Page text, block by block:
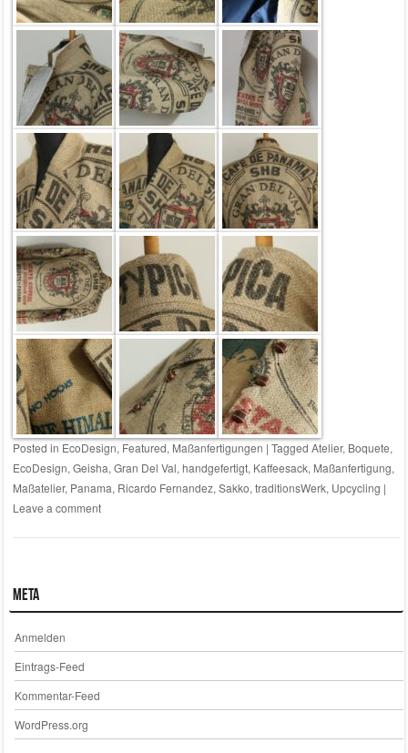
Posted in EcoDesign, Featured, Maßanfertigungen | Tagged Atelier, Boquete,
EcoDesign, Geisha, Gran Del Val, handgefertigt, Kaffeesack, Maßanfertigung,
Maßatelier, Panama, Ricardo Fernandez, Sakko, traditionsWerk, Upcycling |
Leave a comment
Meta
Anmelden
Eintrags-Feed
Kommentar-Feed
WordPress.org